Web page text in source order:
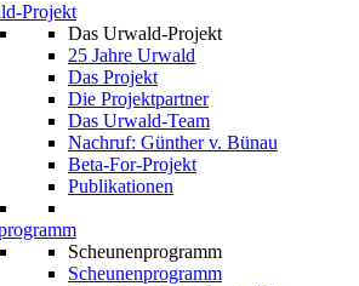
Projekt
Das Urwald-Projekt
25 Jahre Urwald
Das Projekt
Die Projektpartner
Das Urwald-Team
Nachruf: Günther v. Bünau
Beta-For-Projekt
Publikationen
Scheunenprogramm
Scheunenprogramm